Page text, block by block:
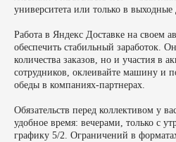
университета или только в выходные
Работа в Яндекс Доставке на своем
обеспечить стабильный заработок.
количества заказов, но и участия в
сотрудников, оклеивайте машину и
обеды в компаниях-партнерах.
Обязательств перед коллективом у
удобное время: вечерами, только с
графику 5/2. Ограничений в